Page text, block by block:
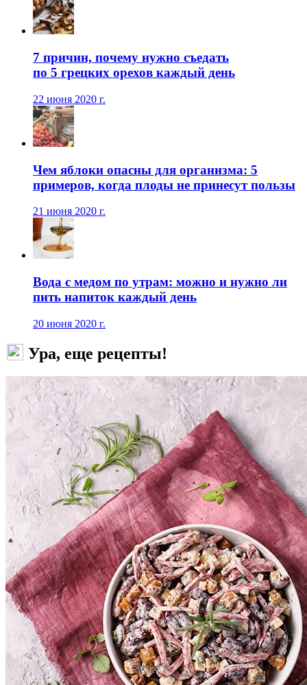
7 причин, почему нужно съедать
по 5 грецких орехов каждый день
22 июня 2020 г.
Чем яблоки опасны для организма: 5
примеров, когда плоды не принесут пользы
21 июня 2020 г.
Вода с медом по утрам: можно и нужно ли
пить напиток каждый день
20 июня 2020 г.
Ура, еще рецепты!